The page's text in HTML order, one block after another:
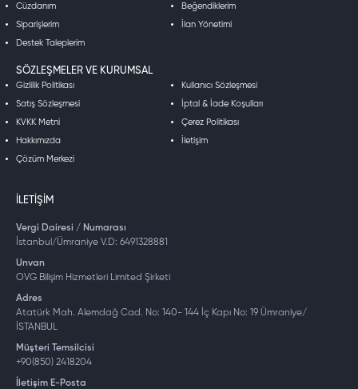
Cüzdanım Beğendiklerim
Siparişlerim İlan Yönetimi
Destek Taleplerim
SÖZLEŞMELER VE KURUMSAL
Gizlilik Politikası Kullanıcı Sözleşmesi
Satış Sözleşmesi İptal & İade Koşulları
KVKK Metni Çerez Politikası
Hakkımızda İletişim
Çözüm Merkezi
İLETIŞIM
Vergi Dairesi / Numarası
İstanbul/Ümraniye V.D: 6491328881
Unvan
OVG Bilişim Hizmetleri Limited Şirketi
Adres
Atatürk Mah. Alemdağ Cad. No: 140- 144 İç Kapı No: 19 Ümraniye/
İSTANBUL
Müşteri Temsilcisi
+90(850) 2418204
İletişim E-Posta